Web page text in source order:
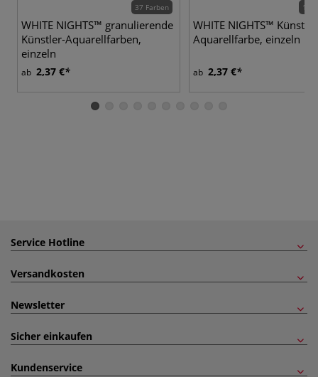
37 Farben
WHITE NIGHTS™ granulierende
Künstler-Aquarellfarben,
einzeln
ab 2,37 €
131
WHITE NIGHTS™
Aquarellfarbe, einzeln
ab 2,37 €
Service Hotline
Versandkosten
Newsletter
Sicher einkaufen
Kundenservice